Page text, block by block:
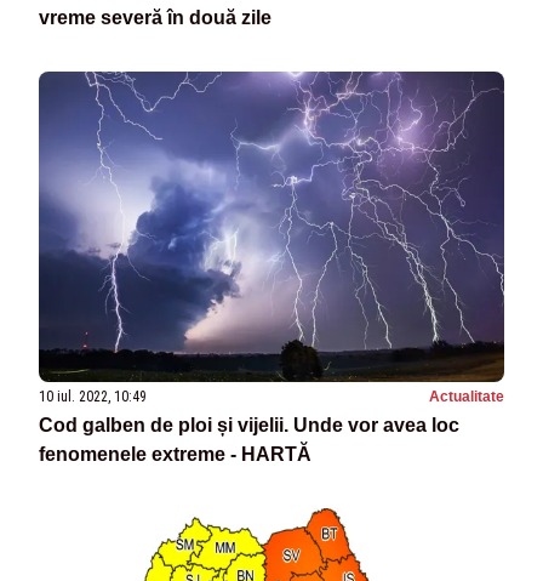
vreme severă în două zile
10 iul. 2022, 10:49 Actualitate
Cod galben de ploi și vijelii. Unde vor avea loc
fenomenele extreme - HARTĂ